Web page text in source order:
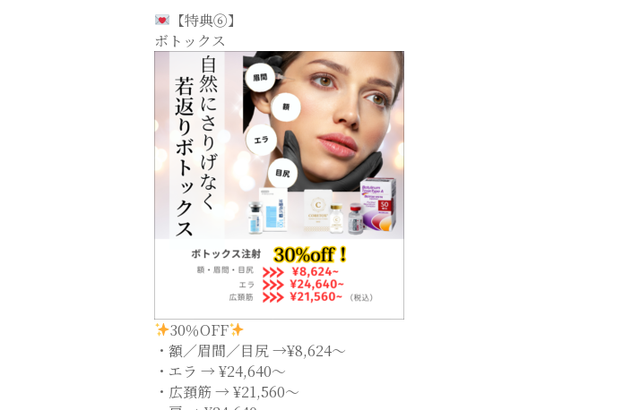
【特典⑥】
ボトックス
30％OFF
・額／眉間／目尻 →¥8,624〜
・エラ → ¥24,640〜
・広頚筋 → ¥21,560〜